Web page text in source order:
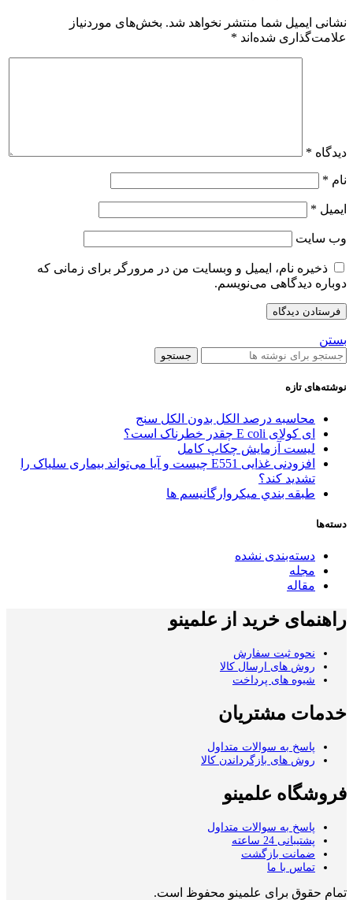
نشانی ایمیل شما منتشر نخواهد شد. بخش‌های موردنیاز
علامت‌گذاری شده‌اند *
دیدگاه *
نام *
ایمیل *
وب‌ سایت
ذخیره نام، ایمیل و وبسایت من در مرورگر برای زمانی که
دوباره دیدگاهی می‌نویسم.
بستن
جستجو
نوشته‌های تازه
محاسبه درصد الکل بدون الکل سنج
ای کولای E coli چقدر خطرناک است؟
لیست آزمایش چکاپ کامل
افزودنی غذایی E551 چیست و آیا می‌تواند بیماری سلیاک را
تشدید کند؟
طبقه بندي میکروارگانیسم ها
دسته‌ها
دسته‌بندی نشده
مجله
مقاله
راهنمای خرید از علمینو
نحوه ثبت سفارش
روش های ارسال کالا
شیوه های پرداخت
خدمات مشتریان
پاسخ به سوالات متداول
روش های بازگرداندن کالا
فروشگاه علمینو
پاسخ به سوالات متداول
پشتیبانی 24 ساعته
ضمانت بازگشت
تماس با ما
تمام حقوق برای علمینو محفوظ است.